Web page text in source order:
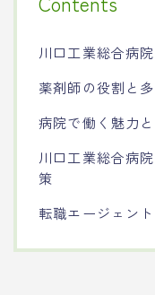
川口工業総合病
薬剤師の役割と
病院で働く魅力
川口工業総合病
策
転職エージェン